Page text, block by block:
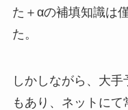
た＋αの補填知識は
た。
しかしながら、大
もあり、 ネットにて